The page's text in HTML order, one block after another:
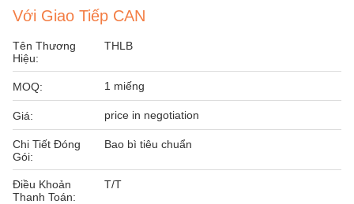
Với Giao Tiếp CAN
Tên Thương
Hiệu:
THLB
MOQ: 1 miếng
Giá: price in negotiation
Chi Tiết Đóng
Gói:
Bao bì tiêu chuẩn
Điều Khoản
Thanh Toán:
T/T